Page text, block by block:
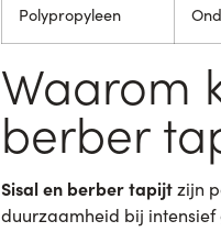
Polypropyleen
Waarom
berber
Sisal en berber tapijtzijn
duurzaamheid bij intensief